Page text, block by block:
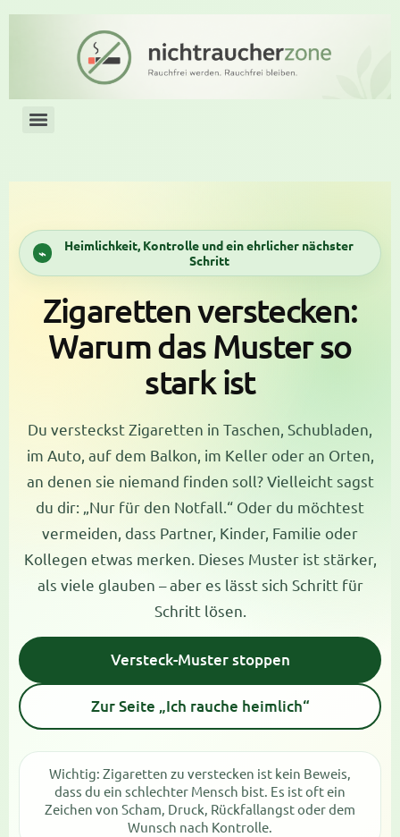
Heimlichkeit, Kontrolle und ein ehrlicher nächster
Schritt
Zigaretten verstecken:
Warum das Muster so
stark ist
Du versteckst Zigaretten in Taschen, Schubladen,
im Auto, auf dem Balkon, im Keller oder an Orten,
an denen sie niemand finden soll? Vielleicht sagst
du dir: „Nur für den Notfall.“ Oder du möchtest
vermeiden, dass Partner, Kinder, Familie oder
Kollegen etwas merken. Dieses Muster ist stärker,
als viele glauben – aber es lässt sich Schritt für
Schritt lösen.
Versteck-Muster stoppen
Zur Seite „Ich rauche heimlich“
Wichtig: Zigaretten zu verstecken ist kein Beweis,
dass du ein schlechter Mensch bist. Es ist oft ein
Zeichen von Scham, Druck, Rückfallangst oder dem
Wunsch nach Kontrolle.